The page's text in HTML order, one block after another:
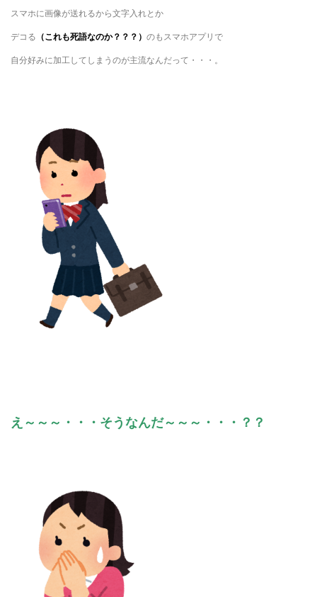
スマホに画像が送れるから文字入れとか
デコる （これも死語なのか？？？） のもスマホアプリで
自分好みに加工してしまうのが主流なんだって・・・。
え～～～・・・そうなんだ～～～・・・？？